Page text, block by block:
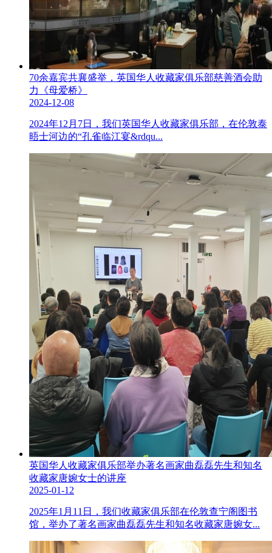
70余嘉宾共襄盛举，英国华人收藏家俱乐部慈善酒会助
力《母爱桥》
2024-12-08
2024年12月7日，我们英国华人收藏家俱乐部，在伦敦泰
晤士河边的“孔雀临江宴&rdqu...
英国华人收藏家俱乐部举办著名画家曲磊磊先生和知名
收藏家唐婉女士的讲座
2025-01-12
2025年1月11日，我们收藏家俱乐部在伦敦查宁阁图书
馆，举办了著名画家曲磊磊先生和知名收藏家唐婉女...